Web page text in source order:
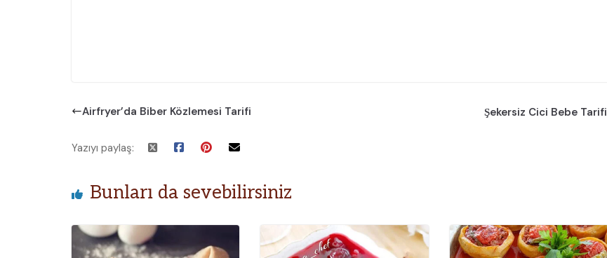
Airfryer’da Biber Közlemesi Tarifi Şekersiz Cici Bebe Tarifi
Yazıyı paylaş:
Bunları da sevebilirsiniz